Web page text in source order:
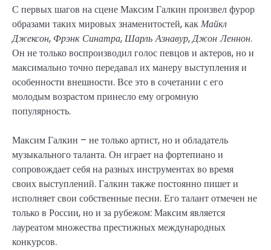
С первых шагов на сцене Максим Галкин произвел фурор
образами таких мировых знаменитостей, какМайкл
Джексон, Фрэнк Синатра,Шарль Азнавур,Джон Леннон.
Он не только воспроизводил голос певцов и актеров, но и
максимально точно передавал их манеру выступления и
особенности внешности. Все это в сочетании с его
молодым возрастом принесло ему огромную
популярность.
Максим Галкин – не только артист, но и обладатель
музыкального таланта. Он играет на фортепиано и
сопровождает себя на разных инструментах во время
своих выступлений. Галкин также постоянно пишет и
исполняет свои собственные песни. Его талант отмечен не
только в России, но и за рубежом: Максим является
лауреатом множества престижных международных
конкурсов.